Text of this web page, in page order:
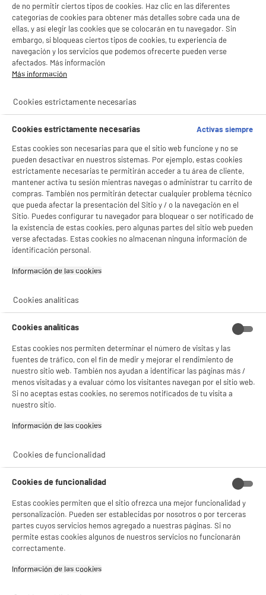
Rechazar todas
DEPOT
Con el fin de mejorar tu experiencia, y tras tu consentimiento, ELECTRO DEPOT
- compartir contenido adaptado a tus preferencias
- facilitar el intercambio de contenido en las redes sociales
- analizar el tráfico en nuestro sitio web Consulta la política de cookies.
Consulta la política de cookies..
Si aceptas, la experiencia será aún mejor. Si no acepta, se utilizarán cookies
gestionando sus cookies.
de no permitir ciertos tipos de cookies. Haz clic en las diferentes
categorías de cookies para obtener más detalles sobre cada una de
ellas, y así elegir las cookies que se colocarán en tu navegador. Sin
embargo, si bloqueas ciertos tipos de cookies, tu experiencia de
navegación y los servicios que podemos ofrecerte pueden verse
afectados. Más información
Más información
Cookies estrictamente necesarias
Cookies estrictamente necesarias
Activas siempre
Estas cookies son necesarias para que el sitio web funcione y no se
pueden desactivar en nuestros sistemas. Por ejemplo, estas cookies
estrictamente necesarias te permitirán acceder a tu área de cliente,
mantener activa tu sesión mientras navegas o administrar tu carrito de
compras. También nos permitirán detectar cualquier problema técnico
que pueda afectar la presentación del Sitio y / o la navegación en el
Sitio. Puedes configurar tu navegador para bloquear o ser notificado de
la existencia de estas cookies, pero algunas partes del sitio web pueden
verse afectadas. Estas cookies no almacenan ninguna información de
identificación personal.
Información de las cookies‎
Cookies analíticas
Cookies analíticas
Estas cookies nos permiten determinar el número de visitas y las
fuentes de tráfico, con el fin de medir y mejorar el rendimiento de
nuestro sitio web. También nos ayudan a identificar las páginas más /
menos visitadas y a evaluar cómo los visitantes navegan por el sitio web.
Si no aceptas estas cookies, no seremos notificados de tu visita a
nuestro sitio.
Información de las cookies‎
Cookies de funcionalidad
Cookies de funcionalidad
Estas cookies permiten que el sitio ofrezca una mejor funcionalidad y
personalización. Pueden ser establecidas por nosotros o por terceras
partes cuyos servicios hemos agregado a nuestras páginas. Si no
permite estas cookies algunos de nuestros servicios no funcionarán
correctamente.
Información de las cookies‎